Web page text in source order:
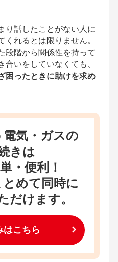
り話したことがない人に
くれるとは限りません。
段階から関係性を持って
合いをしていなくても、
困ったときに助けを求め
気・ガスの
きは
・便利！
めて同時に
だけます。
はこちら